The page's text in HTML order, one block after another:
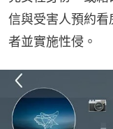
信與受害人預約
者並實施性侵。